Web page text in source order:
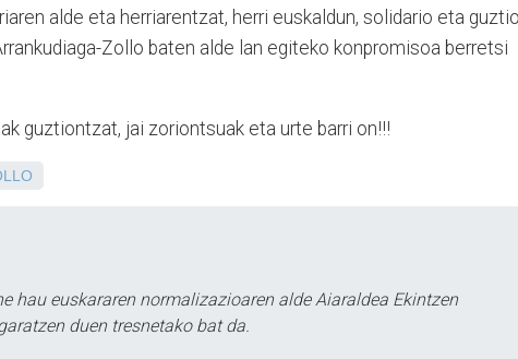
alde eta herriarentzat, herri euskaldun, solidario eta
Zollo baten alde lan egiteko konpromisoa berretsi
guztiontzat, jai zoriontsuak eta urte barri on!!!
hau euskararen normalizazioaren alde Aiaraldea Ekintzen
duen tresnetako bat da.